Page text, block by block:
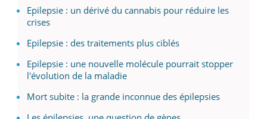
Epilepsie : un dérivé du cannabis pour réduire les
crises
Epilepsie : des traitements plus ciblés
Epilepsie : une nouvelle molécule pourrait stopper
l'évolution de la maladie
Mort subite : la grande inconnue des épilepsies